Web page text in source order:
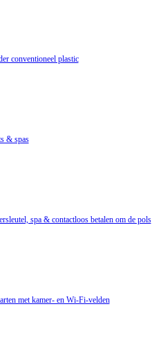
conventioneel plastic
& spas
spa & contactloos betalen om de pols
met kamer- en Wi-Fi-velden